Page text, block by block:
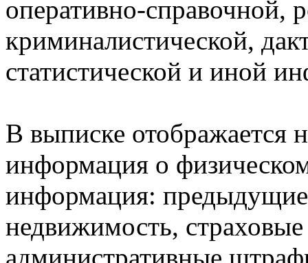
оперативно-справочной,
криминалистической,
статистической и иной
В выписке отображается
информация о
информация:
недвижимость,
административные